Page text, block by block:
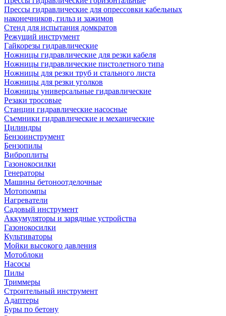
Прессы гидравлические для опрессовки кабельных
наконечников, гильз и зажимов
Стенд для испытания домкратов
Режущий инструмент
Гайкорезы гидравлические
Ножницы гидравлические для резки кабеля
Ножницы гидравлические пистолетного типа
Ножницы для резки труб и стального листа
Ножницы для резки уголков
Ножницы универсальные гидравлические
Резаки тросовые
Станции гидравлические насосные
Съемники гидравлические и механические
Цилиндры
Бензоинструмент
Бензопилы
Виброплиты
Газонокосилки
Генераторы
Машины бетоноотделочные
Мотопомпы
Нагреватели
Садовый инструмент
Аккумуляторы и зарядные устройства
Газонокосилки
Культиваторы
Мойки высокого давления
Мотоблоки
Насосы
Пилы
Триммеры
Строительный инструмент
Адаптеры
Буры по бетону